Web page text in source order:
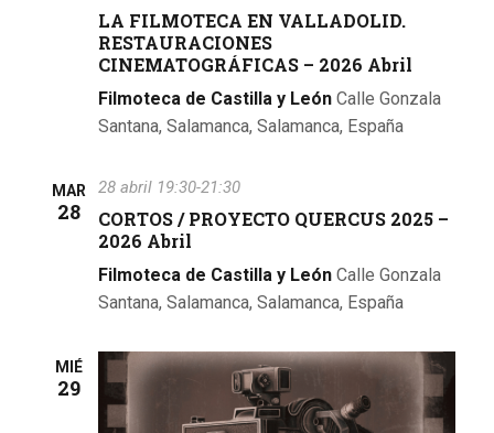
q
u
d
y
i
s
e
LA FILMOTECA EN VALLADOLID.
RESTAURACIONES
CINEMATOGRÁFICAS – 2026 Abril
Filmoteca de Castilla y León Calle Gonzala
Santana, Salamanca, Salamanca, España
MAR
28
28 abril 19:30-21:30
CORTOS / PROYECTO QUERCUS 2025 –
2026 Abril
Filmoteca de Castilla y León Calle Gonzala
Santana, Salamanca, Salamanca, España
MIÉ
29